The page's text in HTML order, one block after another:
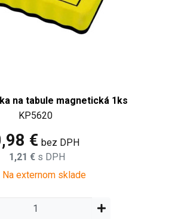
na tabule magnetická 1ks
KP5620
€ bez DPH
1,21 € s DPH
Na externom sklade